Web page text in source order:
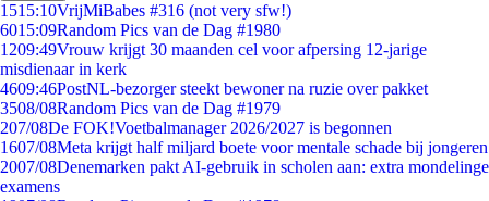
1515:10VrijMiBabes #316 (not very sfw!)
6015:09Random Pics van de Dag #1980
1209:49Vrouw krijgt 30 maanden cel voor afpersing 12-jarige
misdienaar in kerk
4609:46PostNL-bezorger steekt bewoner na ruzie over pakket
3508/08Random Pics van de Dag #1979
207/08De FOK!Voetbalmanager 2026/2027 is begonnen
1607/08Meta krijgt half miljard boete voor mentale schade bij jongeren
2007/08Denemarken pakt AI-gebruik in scholen aan: extra mondelinge
examens